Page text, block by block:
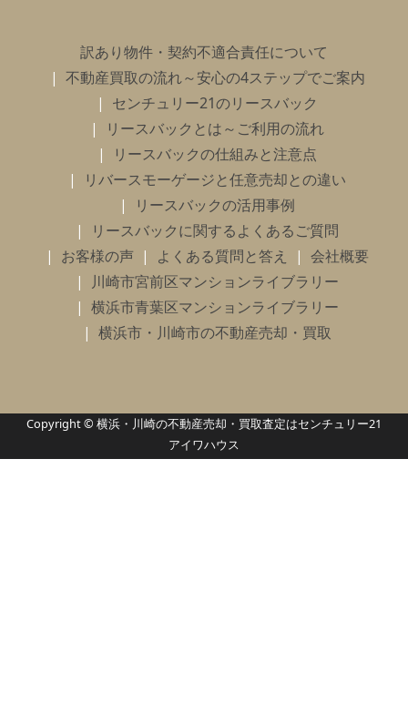
訳あり物件・契約不適合責任について
不動産買取の流れ～安心の4ステップでご案内
センチュリー21のリースバック
リースバックとは～ご利用の流れ
リースバックの仕組みと注意点
リバースモーゲージと任意売却との違い
リースバックの活用事例
リースバックに関するよくあるご質問
お客様の声
よくある質問と答え
会社概要
川崎市宮前区マンションライブラリー
横浜市青葉区マンションライブラリー
横浜市・川崎市の不動産売却・買取
Copyright © 横浜・川崎の不動産売却・買取査定はセンチュリー21
アイワハウス